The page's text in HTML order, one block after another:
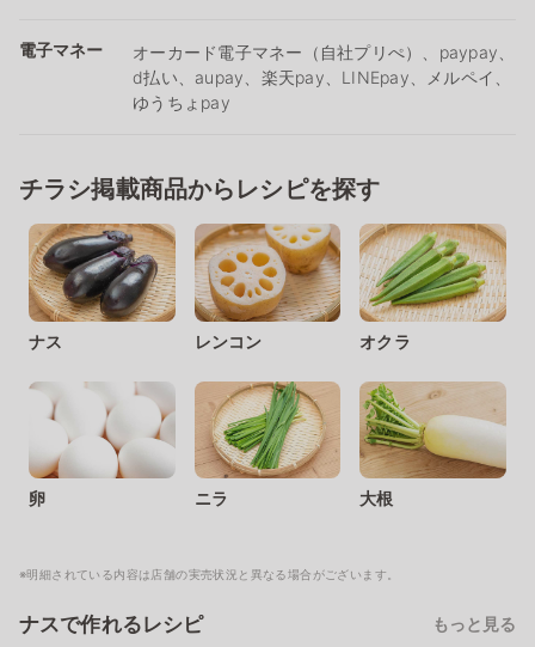
電子マネー
オーカード電子マネー（自社プリぺ）、paypay、
d払い、aupay、楽天pay、LINEpay、メルペイ、
ゆうちょpay
チラシ掲載商品からレシピを探す
ナス レンコン オクラ
卵 ニラ 大根
※明細されている内容は店舗の実売状況と異なる場合がございます。
ナスで作れるレシピ もっと見る